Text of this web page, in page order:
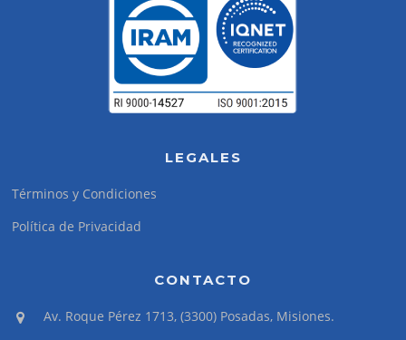
LEGALES
Términos y Condiciones
Política de Privacidad
CONTACTO
Av. Roque Pérez 1713, (3300) Posadas, Misiones.